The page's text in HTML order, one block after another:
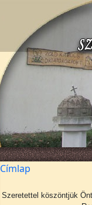
Címlap
Szeretettel köszöntjük